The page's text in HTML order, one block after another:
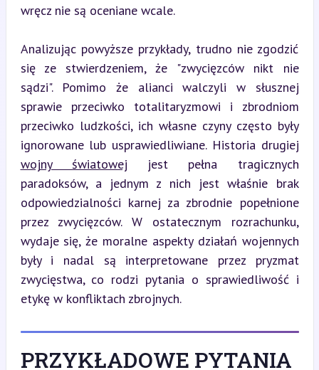
wręcz nie są oceniane wcale.
Analizując powyższe przykłady, trudno nie zgodzić
się ze stwierdzeniem, że "zwycięzców nikt nie
sądzi". Pomimo że alianci walczyli w słusznej
sprawie przeciwko totalitaryzmowi i zbrodniom
przeciwko ludzkości, ich własne czyny często były
wojny światowej jest pełna tragicznych
paradoksów, a jednym z nich jest właśnie brak
odpowiedzialności karnej za zbrodnie popełnione
przez zwycięzców. W ostatecznym rozrachunku,
wydaje się, że moralne aspekty działań wojennych
były i nadal są interpretowane przez pryzmat
zwycięstwa, co rodzi pytania o sprawiedliwość i
etykę w konfliktach zbrojnych.
PRZYKŁADOWE PYTANIA